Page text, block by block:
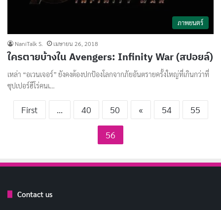
ภาพยนตร์
NaniTalk S. เมษายน 26, 2018
ใครตายบ้างใน Avengers: Infinity War (สปอยล์)
เหล่า “อเวนเจอร์” ยังคงต้องปกป้องโลกจากภัยอันตรายครั้งใหญ่ที่เกินกว่าที่
ซุปเปอร์ฮีโร่คนเ…
First ... 40 50 « 54 55
56
Contact us